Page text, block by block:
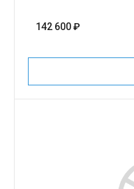
142 600 ₽